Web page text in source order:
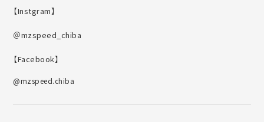
【Instgram】
＠mzspeed_chiba
【Facebook】
@mzspeed.chiba